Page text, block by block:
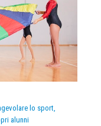
lo sport,
alunni